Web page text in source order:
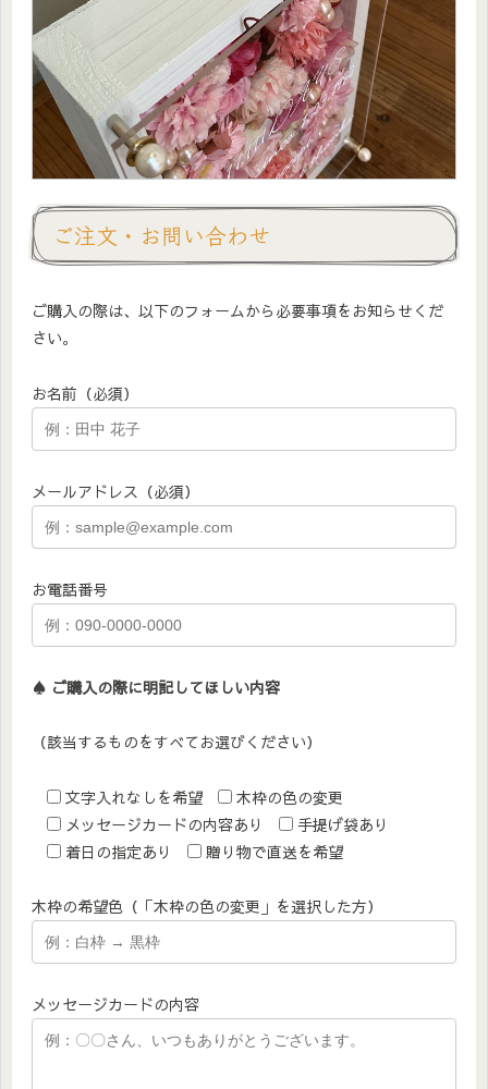
ご注文・お問い合わせ
ご購入の際は、以下のフォームから必要事項をお知らせくだ
さい。
お名前（必須）
メールアドレス（必須）
お電話番号
♠︎ ご購入の際に明記してほしい内容
（該当するものをすべてお選びください）
文字入れなしを希望
木枠の色の変更
メッセージカードの内容あり
手提げ袋あり
着日の指定あり
贈り物で直送を希望
木枠の希望色（「木枠の色の変更」を選択した方）
メッセージカードの内容